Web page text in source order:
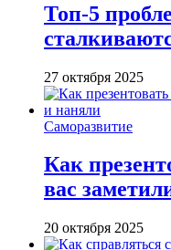
Топ-5
27 октября 2025
Саморазвитие
Как
вас
20 октября 2025